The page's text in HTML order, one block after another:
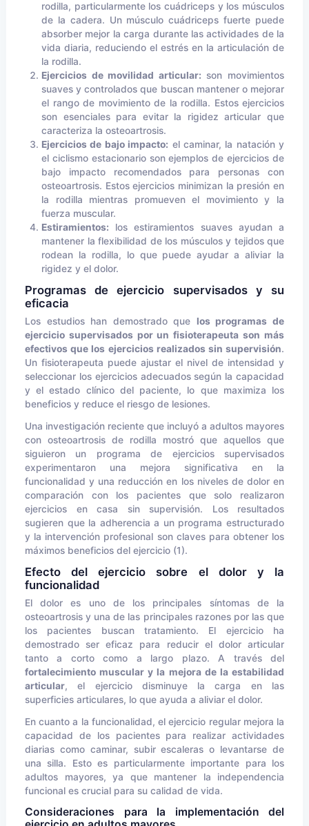
rodilla, particularmente los cuádriceps y los músculos
de la cadera. Un músculo cuádriceps fuerte puede
absorber mejor la carga durante las actividades de la
vida diaria, reduciendo el estrés en la articulación de
la rodilla.
Ejercicios de movilidad articular: son movimientos
suaves y controlados que buscan mantener o mejorar
el rango de movimiento de la rodilla. Estos ejercicios
son esenciales para evitar la rigidez articular que
caracteriza la osteoartrosis.
Ejercicios de bajo impacto: el caminar, la natación y
el ciclismo estacionario son ejemplos de ejercicios de
bajo impacto recomendados para personas con
osteoartrosis. Estos ejercicios minimizan la presión en
la rodilla mientras promueven el movimiento y la
fuerza muscular.
Estiramientos: los estiramientos suaves ayudan a
mantener la flexibilidad de los músculos y tejidos que
rodean la rodilla, lo que puede ayudar a aliviar la
rigidez y el dolor.
Programas de ejercicio supervisados y su
eficacia
Los estudios han demostrado que los programas de
ejercicio supervisados por un fisioterapeuta son más
efectivos que los ejercicios realizados sin supervisión.
Un fisioterapeuta puede ajustar el nivel de intensidad y
seleccionar los ejercicios adecuados según la capacidad
y el estado clínico del paciente, lo que maximiza los
beneficios y reduce el riesgo de lesiones.
Una investigación reciente que incluyó a adultos mayores
con osteoartrosis de rodilla mostró que aquellos que
siguieron un programa de ejercicios supervisados
experimentaron una mejora significativa en la
funcionalidad y una reducción en los niveles de dolor en
comparación con los pacientes que solo realizaron
ejercicios en casa sin supervisión. Los resultados
sugieren que la adherencia a un programa estructurado
y la intervención profesional son claves para obtener los
máximos beneficios del ejercicio (1).
Efecto del ejercicio sobre el dolor y la
funcionalidad
El dolor es uno de los principales síntomas de la
osteoartrosis y una de las principales razones por las que
los pacientes buscan tratamiento. El ejercicio ha
demostrado ser eficaz para reducir el dolor articular
tanto a corto como a largo plazo. A través del
fortalecimiento muscular y la mejora de la estabilidad
articular, el ejercicio disminuye la carga en las
superficies articulares, lo que ayuda a aliviar el dolor.
En cuanto a la funcionalidad, el ejercicio regular mejora la
capacidad de los pacientes para realizar actividades
diarias como caminar, subir escaleras o levantarse de
una silla. Esto es particularmente importante para los
adultos mayores, ya que mantener la independencia
funcional es crucial para su calidad de vida.
Consideraciones para la implementación del